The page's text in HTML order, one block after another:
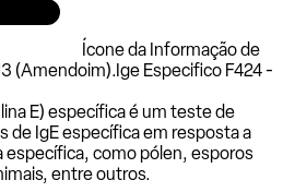
Ícone da Informação de
(Amendoim).Ige Especifico F424 -
E) específica é um teste de
de IgE específica em resposta a
específica, como pólen, esporos
entre outros.